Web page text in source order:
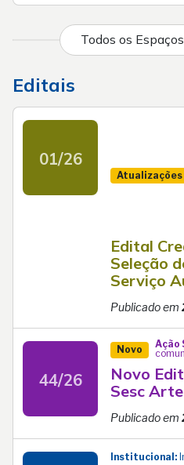
Todos os
Editais
01/26
Atualizações
Edital
Seleção
Serviço
Publicado em
44/26
Novo Ação
Novo
Sesc
Publicado em
Institucional: